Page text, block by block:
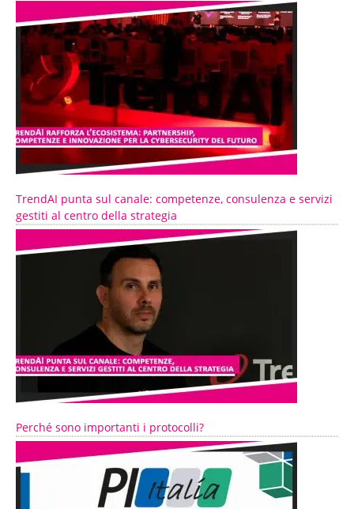
TrendAI punta sul canale: competenze, consulenza e servizi
gestiti al centro della strategia
Perché sono importanti i protocolli?